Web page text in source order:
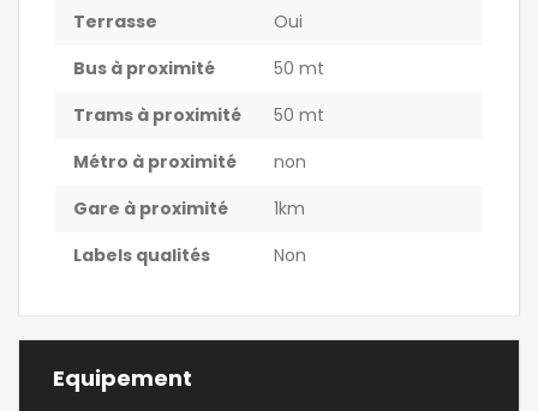
Terrasse
Oui
Bus à proximité
50 mt
Trams à proximité
50 mt
Métro à proximité
non
Gare à proximité
1km
Labels qualités
Non
Equipement